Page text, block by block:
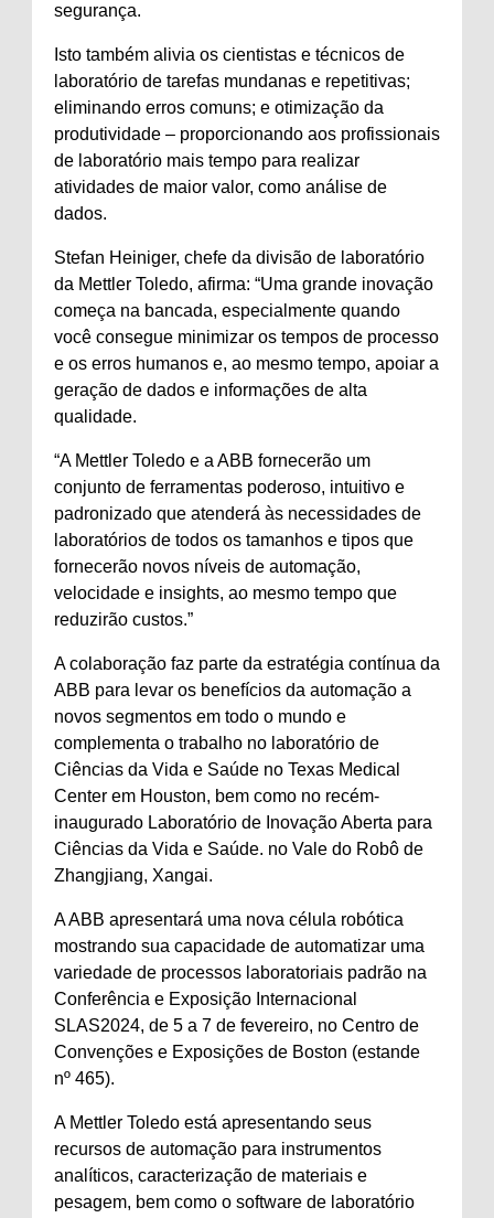
segurança.
Isto também alivia os cientistas e técnicos de
laboratório de tarefas mundanas e repetitivas;
eliminando erros comuns; e otimização da
produtividade – proporcionando aos profissionais
de laboratório mais tempo para realizar
atividades de maior valor, como análise de
dados.
Stefan Heiniger, chefe da divisão de laboratório
da Mettler Toledo, afirma: “Uma grande inovação
começa na bancada, especialmente quando
você consegue minimizar os tempos de processo
e os erros humanos e, ao mesmo tempo, apoiar a
geração de dados e informações de alta
qualidade.
“A Mettler Toledo e a ABB fornecerão um
conjunto de ferramentas poderoso, intuitivo e
padronizado que atenderá às necessidades de
laboratórios de todos os tamanhos e tipos que
fornecerão novos níveis de automação,
velocidade e insights, ao mesmo tempo que
reduzirão custos.”
A colaboração faz parte da estratégia contínua da
ABB para levar os benefícios da automação a
novos segmentos em todo o mundo e
complementa o trabalho no laboratório de
Ciências da Vida e Saúde no Texas Medical
Center em Houston, bem como no recém-
inaugurado Laboratório de Inovação Aberta para
Ciências da Vida e Saúde. no Vale do Robô de
Zhangjiang, Xangai.
A ABB apresentará uma nova célula robótica
mostrando sua capacidade de automatizar uma
variedade de processos laboratoriais padrão na
Conferência e Exposição Internacional
SLAS2024, de 5 a 7 de fevereiro, no Centro de
Convenções e Exposições de Boston (estande
nº 465).
A Mettler Toledo está apresentando seus
recursos de automação para instrumentos
analíticos, caracterização de materiais e
pesagem, bem como o software de laboratório